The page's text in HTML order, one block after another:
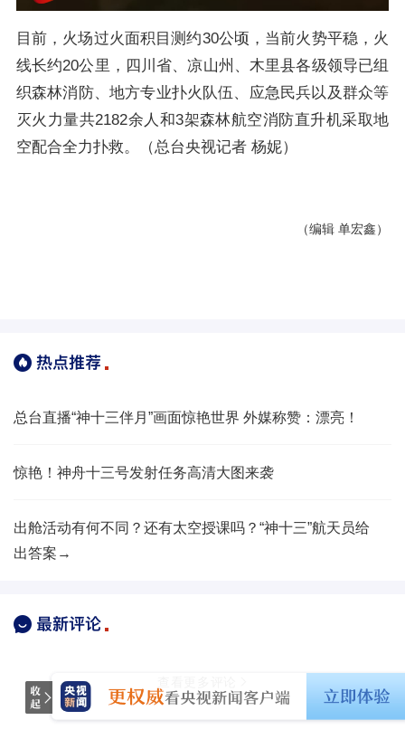
目前，火场过火面积目测约30公顷，当前火势平稳，火
线长约20公里，四川省、凉山州、木里县各级领导已组
织森林消防、地方专业扑火队伍、应急民兵以及群众等
灭火力量共2182余人和3架森林航空消防直升机采取地
空配合全力扑救。（总台央视记者 杨妮）
（编辑 单宏鑫）
总台直播“神十三伴月”画面惊艳世界 外媒称赞：漂亮！
惊艳！神舟十三号发射任务高清大图来袭
出舱活动有何不同？还有太空授课吗？“神十三”航天员给
出答案→